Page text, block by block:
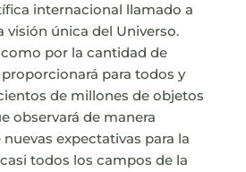
internacional llamado a
visión única del Universo.
por la cantidad de
para todos y
de millones de objetos
observará de manera
expectativas para la
todos los campos de la